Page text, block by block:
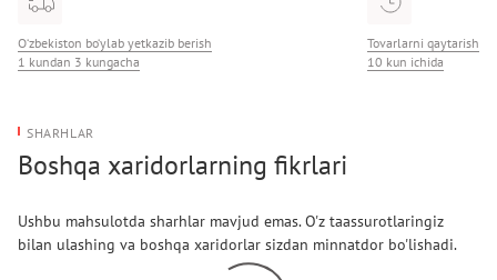
O‘zbekiston bo‘ylab yetkazib berish
1 kundan 3 kungacha
Tovarlarni qaytarish
10 kun ichida
SHARHLAR
Boshqa xaridorlarning fikrlari
Ushbu mahsulotda sharhlar mavjud emas. O'z taassurotlaringiz
bilan ulashing va boshqa xaridorlar sizdan minnatdor bo'lishadi.